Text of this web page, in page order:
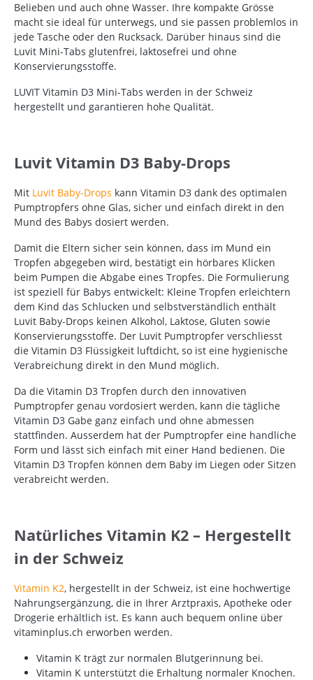
Belieben und auch ohne Wasser. Ihre kompakte Grösse
macht sie ideal für unterwegs, und sie passen problemlos in
jede Tasche oder den Rucksack. Darüber hinaus sind die
Luvit Mini-Tabs glutenfrei, laktosefrei und ohne
Konservierungsstoffe.
LUVIT Vitamin D3 Mini-Tabs werden in der Schweiz
hergestellt und garantieren hohe Qualität.
Luvit Vitamin D3 Baby-Drops
Mit Luvit Baby-Drops kann Vitamin D3 dank des optimalen
Pumptropfers ohne Glas, sicher und einfach direkt in den
Mund des Babys dosiert werden.
Damit die Eltern sicher sein können, dass im Mund ein
Tropfen abgegeben wird, bestätigt ein hörbares Klicken
beim Pumpen die Abgabe eines Tropfes. Die Formulierung
ist speziell für Babys entwickelt: Kleine Tropfen erleichtern
dem Kind das Schlucken und selbstverständlich enthält
Luvit Baby-Drops keinen Alkohol, Laktose, Gluten sowie
Konservierungsstoffe. Der Luvit Pumptropfer verschliesst
die Vitamin D3 Flüssigkeit luftdicht, so ist eine hygienische
Verabreichung direkt in den Mund möglich.
Da die Vitamin D3 Tropfen durch den innovativen
Pumptropfer genau vordosiert werden, kann die tägliche
Vitamin D3 Gabe ganz einfach und ohne abmessen
stattfinden. Ausserdem hat der Pumptropfer eine handliche
Form und lässt sich einfach mit einer Hand bedienen. Die
Vitamin D3 Tropfen können dem Baby im Liegen oder Sitzen
verabreicht werden.
Natürliches Vitamin K2 – Hergestellt
in der Schweiz
Vitamin K2, hergestellt in der Schweiz, ist eine hochwertige
Nahrungsergänzung, die in Ihrer Arztpraxis, Apotheke oder
Drogerie erhältlich ist. Es kann auch bequem online über
vitaminplus.ch erworben werden.
Vitamin K trägt zur normalen Blutgerinnung bei.
Vitamin K unterstützt die Erhaltung normaler Knochen.